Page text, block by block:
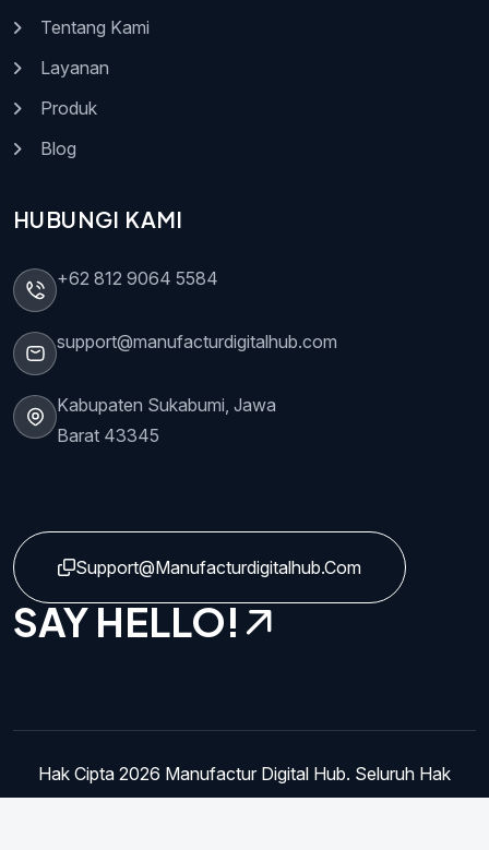
Tentang Kami
Layanan
Produk
Blog
HUBUNGI KAMI
+62 812 9064 5584
support@manufacturdigitalhub.com
Kabupaten Sukabumi, Jawa
Barat 43345
Support@manufacturdigitalhub.com
SAY HELLO!
Hak Cipta 2026 Manufactur Digital Hub. Seluruh Hak
Dilindungi.